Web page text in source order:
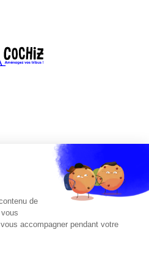
: Exercez vos droits